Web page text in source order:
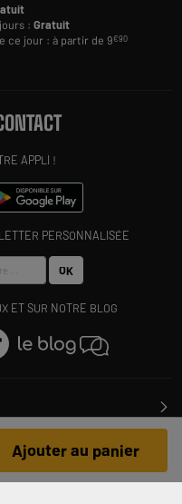
Ajouter au panier
:Gratuit
ce jour : à partir de 9€90
APPLI !
PERSONNALISÉE
OK
ET SUR NOTRE BLOG